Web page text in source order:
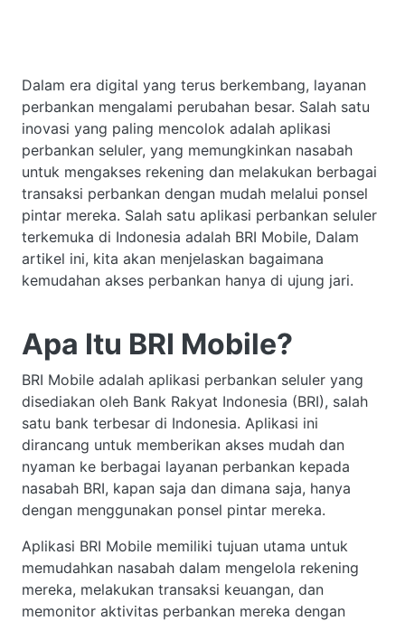
Dalam era digital yang terus berkembang, layanan
perbankan mengalami perubahan besar. Salah satu
inovasi yang paling mencolok adalah aplikasi
perbankan seluler, yang memungkinkan nasabah
untuk mengakses rekening dan melakukan berbagai
transaksi perbankan dengan mudah melalui ponsel
pintar mereka. Salah satu aplikasi perbankan seluler
terkemuka di Indonesia adalah BRI Mobile, Dalam
artikel ini, kita akan menjelaskan bagaimana
kemudahan akses perbankan hanya di ujung jari.
Apa Itu BRI Mobile?
BRI Mobile adalah aplikasi perbankan seluler yang
disediakan oleh Bank Rakyat Indonesia (BRI), salah
satu bank terbesar di Indonesia. Aplikasi ini
dirancang untuk memberikan akses mudah dan
nyaman ke berbagai layanan perbankan kepada
nasabah BRI, kapan saja dan dimana saja, hanya
dengan menggunakan ponsel pintar mereka.
Aplikasi BRI Mobile memiliki tujuan utama untuk
memudahkan nasabah dalam mengelola rekening
mereka, melakukan transaksi keuangan, dan
memonitor aktivitas perbankan mereka dengan